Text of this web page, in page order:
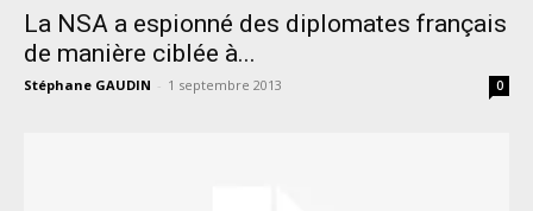
La NSA a espionné des diplomates français
de manière ciblée à...
Stéphane GAUDIN - 1 septembre 2013 0